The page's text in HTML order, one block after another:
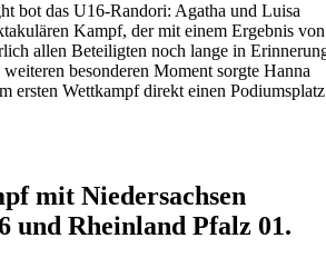
bot das U16-Randori: Agatha und Luisa
Kampf, der mit einem Ergebnis von
allen Beteiligten noch lange in
besonderen Moment sorgte Hanna
ersten Wettkampf direkt einen Podiumsplatz
mit Niedersachsen
und Rheinland Pfalz 01.